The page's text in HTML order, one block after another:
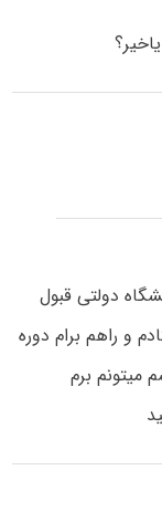
دولتی قبول
و راهم برام دوره
میتونم برم